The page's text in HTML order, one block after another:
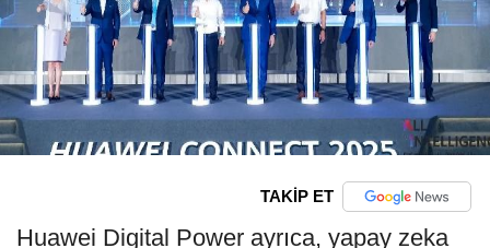
TAKİP ET
Huawei Digital Power ayrıca, yapay zeka